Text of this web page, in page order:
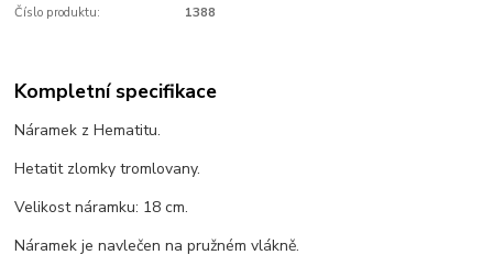
Číslo produktu: 1388
Kompletní specifikace
Náramek z Hematitu.
Hetatit zlomky tromlovany.
Velikost náramku: 18 cm.
Náramek je navlečen na pružném vlákně.